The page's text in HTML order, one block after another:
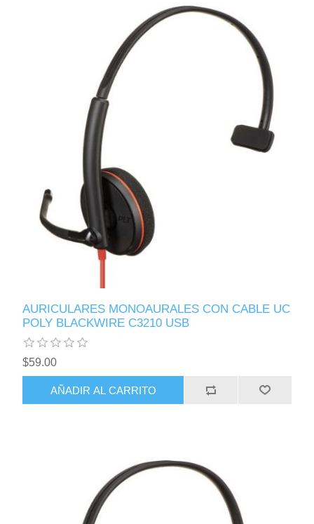
AURICULARES MONOAURALES CON CABLE UC
POLY BLACKWIRE C3210 USB
$59.00
AÑADIR AL CARRITO